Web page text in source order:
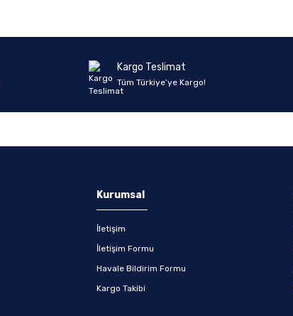
Kargo Teslimat
Tüm Türkiye’ye Kargo!
Kurumsal
İletişim
İletişim Formu
Havale Bildirim Formu
Kargo Takibi